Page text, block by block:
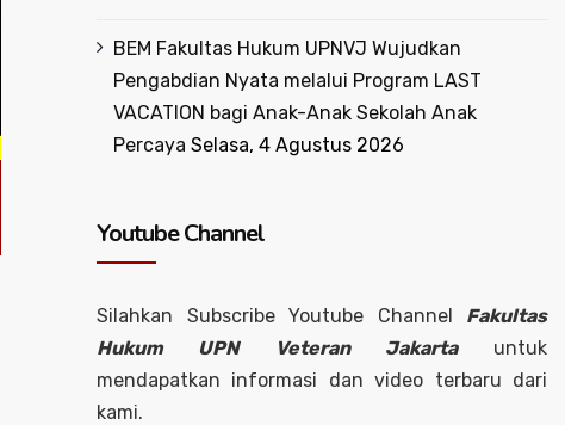
BEM Fakultas Hukum UPNVJ Wujudkan
Pengabdian Nyata melalui Program LAST
VACATION bagi Anak-Anak Sekolah Anak
Percaya Selasa, 4 Agustus 2026
Youtube Channel
Silahkan Subscribe Youtube Channel Fakultas
Hukum UPN Veteran Jakartauntuk
mendapatkan informasi dan video terbaru dari
kami.